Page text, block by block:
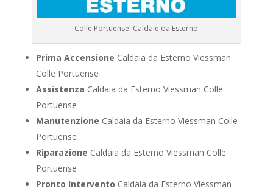
Colle Portuense .Caldaie da Esterno
Prima Accensione Caldaia da Esterno Viessman
Colle Portuense
Assistenza Caldaia da Esterno Viessman Colle
Portuense
Manutenzione Caldaia da Esterno Viessman Colle
Portuense
Riparazione Caldaia da Esterno Viessman Colle
Portuense
Pronto Intervento Caldaia da Esterno Viessman